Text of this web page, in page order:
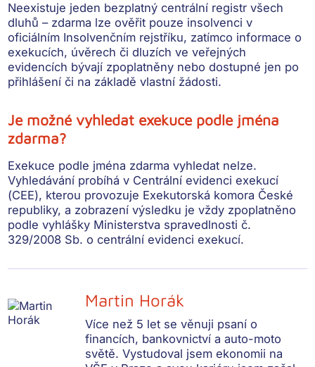
Neexistuje jeden bezplatný centrální registr všech
dluhů – zdarma lze ověřit pouze insolvenci v
oficiálním Insolvenčním rejstříku, zatímco informace o
exekucích, úvěrech či dluzích ve veřejných
evidencích bývají zpoplatněny nebo dostupné jen po
přihlášení či na základě vlastní žádosti.
Je možné vyhledat exekuce podle jména
zdarma?
Exekuce podle jména zdarma vyhledat nelze.
Vyhledávání probíhá v Centrální evidenci exekucí
(CEE), kterou provozuje Exekutorská komora České
republiky, a zobrazení výsledku je vždy zpoplatněno
podle vyhlášky Ministerstva spravedlnosti č.
329/2008 Sb. o centrální evidenci exekucí.
Martin Horák
Více než 5 let se věnuji psaní o
financích, bankovnictví a auto-moto
světě. Vystudoval jsem ekonomii na